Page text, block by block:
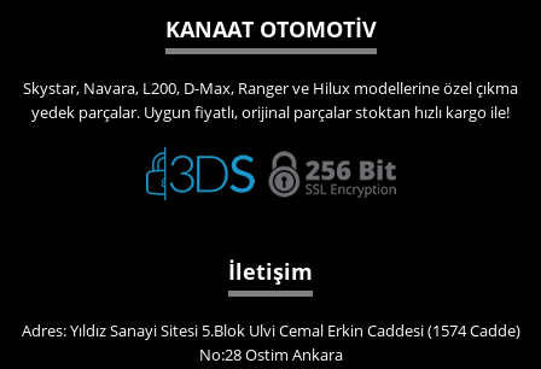
KANAAT OTOMOTİV
Skystar, Navara, L200, D-Max, Ranger ve Hilux modellerine özel çıkma
yedek parçalar. Uygun fiyatlı, orijinal parçalar stoktan hızlı kargo ile!
İletişim
Adres: Yıldız Sanayi Sitesi 5.Blok Ulvi Cemal Erkin Caddesi (1574 Cadde)
No:28 Ostim Ankara